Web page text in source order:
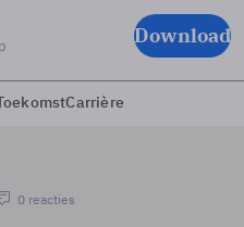
Download
Carrière
0 reacties